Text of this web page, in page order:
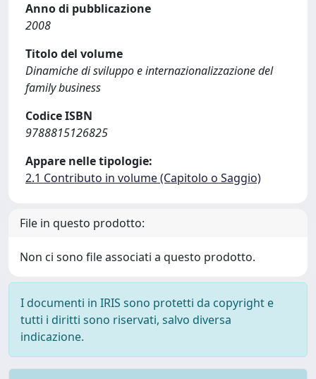
Anno di pubblicazione
2008
Titolo del volume
Dinamiche di sviluppo e internazionalizzazione del
family business
Codice ISBN
9788815126825
Appare nelle tipologie:
2.1 Contributo in volume (Capitolo o Saggio)
File in questo prodotto:
Non ci sono file associati a questo prodotto.
I documenti in IRIS sono protetti da copyright e
tutti i diritti sono riservati, salvo diversa
indicazione.